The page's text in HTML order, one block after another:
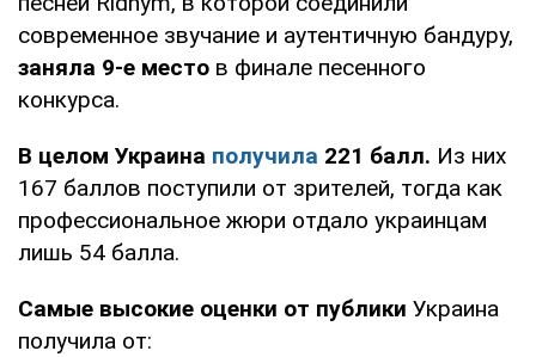
современное звучание и аутентичную бандуру,
заняла 9-е место в финале песенного
конкурса.
В целом Украина получила 221 балл. Из них
167 баллов поступили от зрителей, тогда как
профессиональное жюри отдало украинцам
лишь 54 балла.
Самые высокие оценки от публики Украина
получила от: